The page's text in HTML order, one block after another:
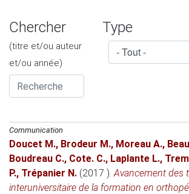
Chercher
(titre et/ou auteur
et/ou année)
Type
Communication
Doucet M., Brodeur M., Moreau A.,
Boudreau C., Cote. C., Laplante L.,
P., Trépanier N. (2017 ).Avancement des
interuniversitaire de la formation en